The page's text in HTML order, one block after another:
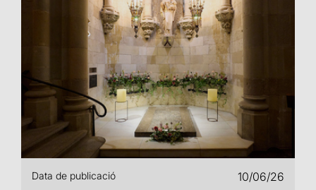
Data de publicació
10/06/26